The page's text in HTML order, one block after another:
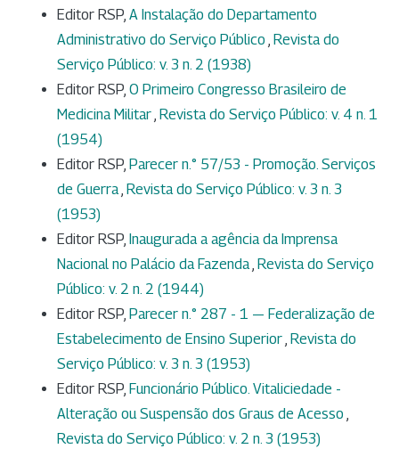
Editor RSP, A Instalação do Departamento
Administrativo do Serviço Público , Revista do
Serviço Público: v. 3 n. 2 (1938)
Editor RSP, O Primeiro Congresso Brasileiro de
Medicina Militar, Revista do Serviço Público: v. 4 n. 1
(1954)
Editor RSP, Parecer n.° 57/53 - Promoção. Serviços
de Guerra, Revista do Serviço Público: v. 3 n. 3
(1953)
Editor RSP, Inaugurada a agência da Imprensa
Nacional no Palácio da Fazenda, Revista do Serviço
Público: v. 2 n. 2 (1944)
Editor RSP, Parecer n.° 287 - 1 — Federalização de
Estabelecimento de Ensino Superior, Revista do
Serviço Público: v. 3 n. 3 (1953)
Editor RSP, Funcionário Público. Vitaliciedade -
Alteração ou Suspensão dos Graus de Acesso ,
Revista do Serviço Público: v. 2 n. 3 (1953)